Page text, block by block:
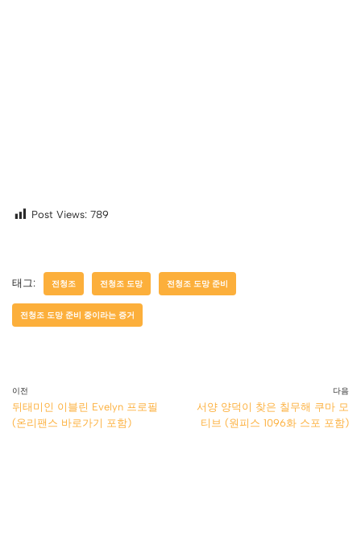
Post Views: 789
태그: 전청조 전청조 도망 전청조 도망 준비
전청조 도망 준비 중이라는 증거
이전
뒤태미인 이블린 Evelyn 프로필
(온리팬스 바로가기 포함)
다음
서양 양덕이 찾은 칠무해 쿠마 모
티브 (원피스 1096화 스포 포함)